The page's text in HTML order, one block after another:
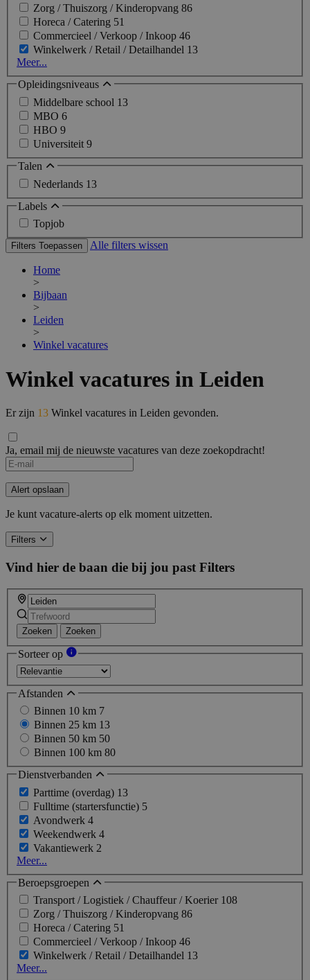
Zorg / Thuiszorg / Kinderopvang 86
Horeca / Catering 51
Commercieel / Verkoop / Inkoop 46
Winkelwerk / Retail / Detailhandel 13
Meer...
Opleidingsniveaus
Middelbare school 13
MBO 6
HBO 9
Universiteit 9
Talen
Nederlands 13
Labels
Topjob
Filters Toepassen Alle filters wissen
Home
>
Bijbaan
>
Leiden
>
Winkel vacatures
Winkel vacatures in Leiden
Er zijn 13 Winkel vacatures in Leiden gevonden.
Ja, email mij de nieuwste vacatures van deze zoekopdracht!
If
you
are
a
human,
this
field
Alert opslaan
Je kunt vacature-alerts op elk moment uitzetten.
Filters
Vind hier de baan die bij jou past Filters
Zoeken Zoeken
Sorteer op
Afstanden
Binnen 10 km 7
Binnen 25 km 13
Binnen 50 km 50
Binnen 100 km 80
Dienstverbanden
Parttime (overdag) 13
Fulltime (startersfunctie) 5
Avondwerk 4
Weekendwerk 4
Vakantiewerk 2
Meer...
Beroepsgroepen
Transport / Logistiek / Chauffeur / Koerier 108
Zorg / Thuiszorg / Kinderopvang 86
Horeca / Catering 51
Commercieel / Verkoop / Inkoop 46
Winkelwerk / Retail / Detailhandel 13
Meer...